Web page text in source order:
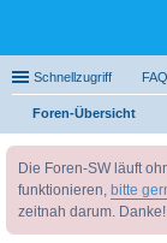
Schnellzugriff FAQ
Foren-Übersicht
Die Foren-SW läuft
funktionieren, bitte
zeitnah darum. Danke!